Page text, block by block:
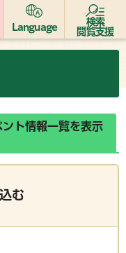
Language
検索
閲覧支援
ント情報一覧を表示
む